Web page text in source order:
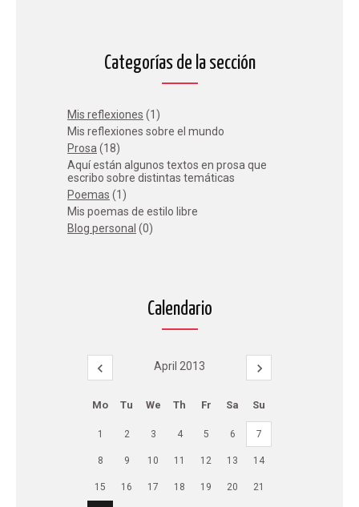
Categorías de la sección
Mis reflexiones (1)
Mis reflexiones sobre el mundo
Prosa (18)
Aquí están algunos textos en prosa que
escribo sobre distintas temáticas
Poemas (1)
Mis poemas de estilo libre
Blog personal (0)
Calendario
April 2013
Mo Tu We Th Fr Sa Su
1 2 3 4 5 6 7
8 9 10 11 12 13 14
15 16 17 18 19 20 21